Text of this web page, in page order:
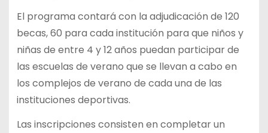
El programa contará con la adjudicación de 120
becas, 60 para cada institución para que niños y
niñas de entre 4 y 12 años puedan participar de
las escuelas de verano que se llevan a cabo en
los complejos de verano de cada una de las
instituciones deportivas.
Las inscripciones consisten en completar un